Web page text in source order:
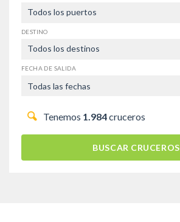
Todos los puertos
DESTINO
Todos los destinos
FECHA DE SALIDA
Tenemos 1.984cruceros
BUSCAR CRUCEROS